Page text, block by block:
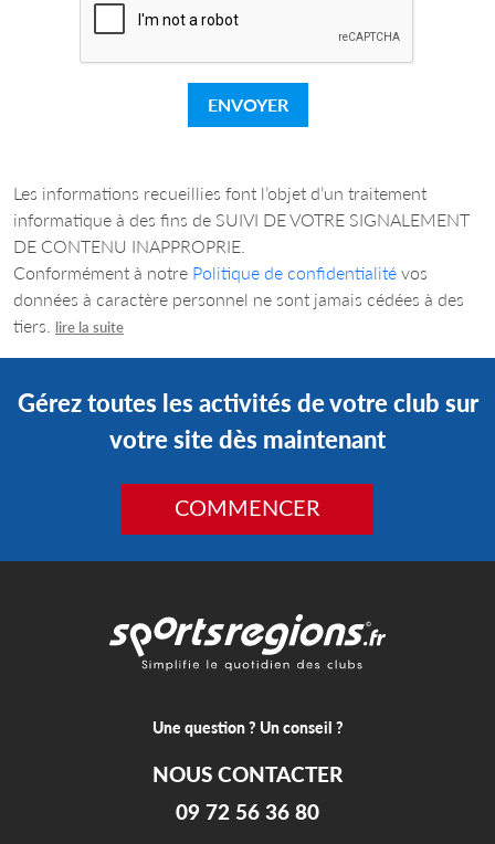
ENVOYER
Les informations recueillies font l’objet d’un traitement
informatique à des fins de SUIVI DE VOTRE SIGNALEMENT
DE CONTENU INAPPROPRIE.
Conformément à notre Politique de confidentialité vos
données à caractère personnel ne sont jamais cédées à des
tiers.
lire la suite
Gérez toutes les activités de votre club sur
votre site dès maintenant
COMMENCER
Une question ? Un conseil ?
NOUS CONTACTER
09 72 56 36 80